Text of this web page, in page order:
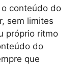
conteúdo do
sem limites
próprio ritmo
do
que